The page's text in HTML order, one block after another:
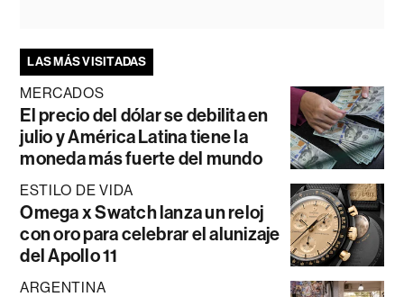
LAS MÁS VISITADAS
MERCADOS
El precio del dólar se debilita en
julio y América Latina tiene la
moneda más fuerte del mundo
ESTILO DE VIDA
Omega x Swatch lanza un reloj
con oro para celebrar el alunizaje
del Apollo 11
ARGENTINA